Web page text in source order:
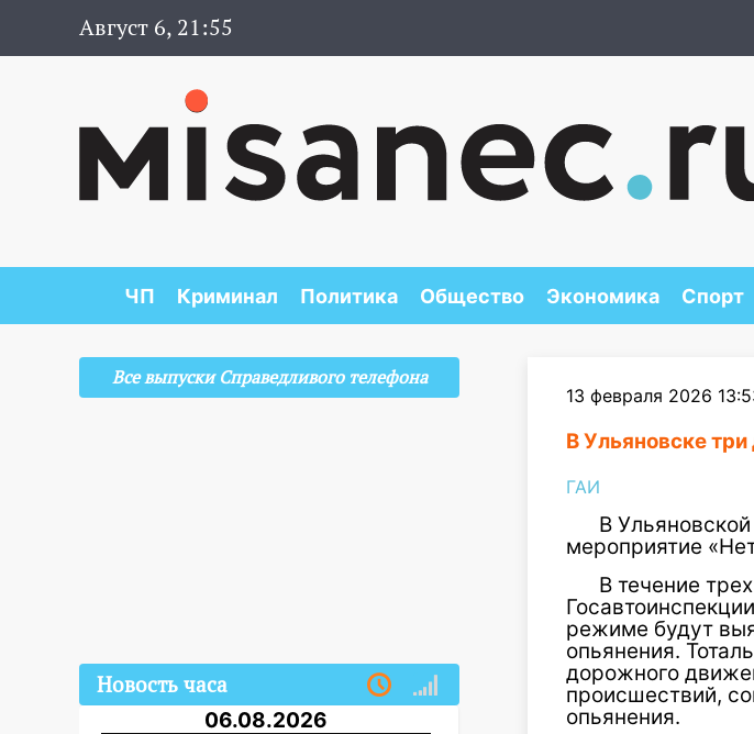
Август 6, 21:55
ЧП Криминал Политика Общество Экономика Спорт
13 февраля 2026
В Ульяновске
ГАИ
В
мероприятие
В течение
режиме будут
опьянения.
дорожного
происшествий,
опьянения.
Все выпуски Справедливого телефона
Новость часа
06.08.2026